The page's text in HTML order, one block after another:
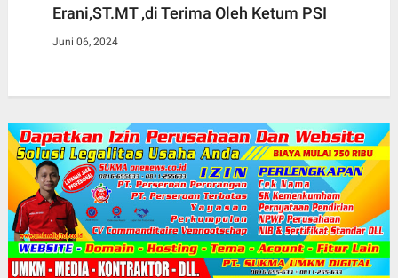
Erani,ST.MT ,di Terima Oleh Ketum PSI
Juni 06, 2024